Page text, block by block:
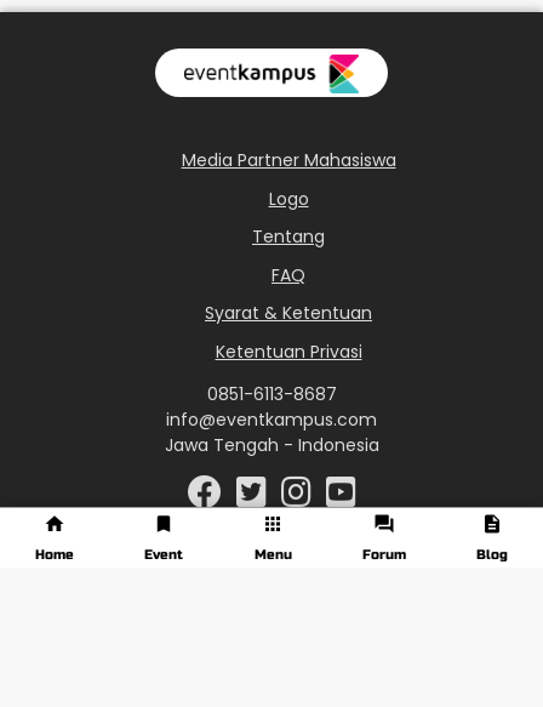
Media Partner Mahasiswa
Logo
Tentang
FAQ
Syarat & Ketentuan
Ketentuan Privasi
0851-6113-8687
info@eventkampus.com
Jawa Tengah - Indonesia
Home Event Menu Forum Blog